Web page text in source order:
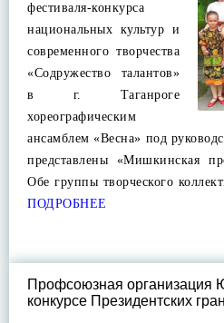
фестиваля-конкурса
национальных культур и
современного творчества
«Содружество талантов»
в г. Таганроге
хореографическим
ансамблем «Весна» под
представлены «Мишкинская
Обе группы творческого
ПОДРОБНЕЕ
Профсоюзная организация
конкурсе Президентских